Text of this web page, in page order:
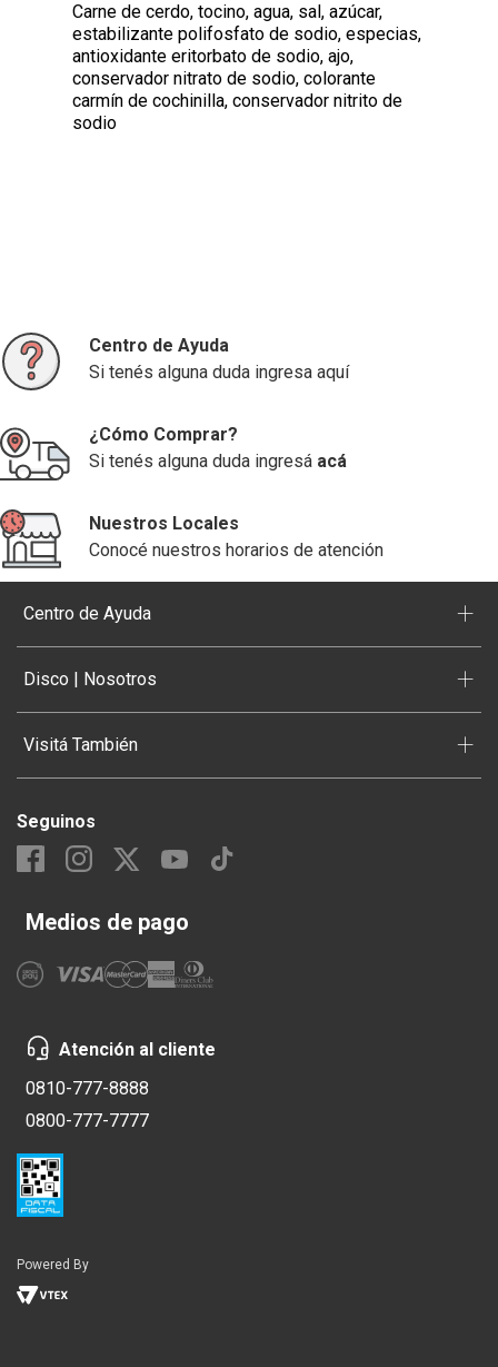
Carne de cerdo, tocino, agua, sal, azúcar,
estabilizante polifosfato de sodio, especias,
antioxidante eritorbato de sodio, ajo,
conservador nitrato de sodio, colorante
carmín de cochinilla, conservador nitrito de
sodio
Centro de Ayuda
Si tenés alguna duda ingresa aquí
¿Cómo Comprar?
Si tenés alguna duda ingresá acá
Nuestros Locales
Conocé nuestros horarios de atención
Centro de Ayuda +
Disco | Nosotros +
Visitá También +
Seguinos
Medios de pago
Atención al cliente
0810-777-8888
0800-777-7777
Powered By